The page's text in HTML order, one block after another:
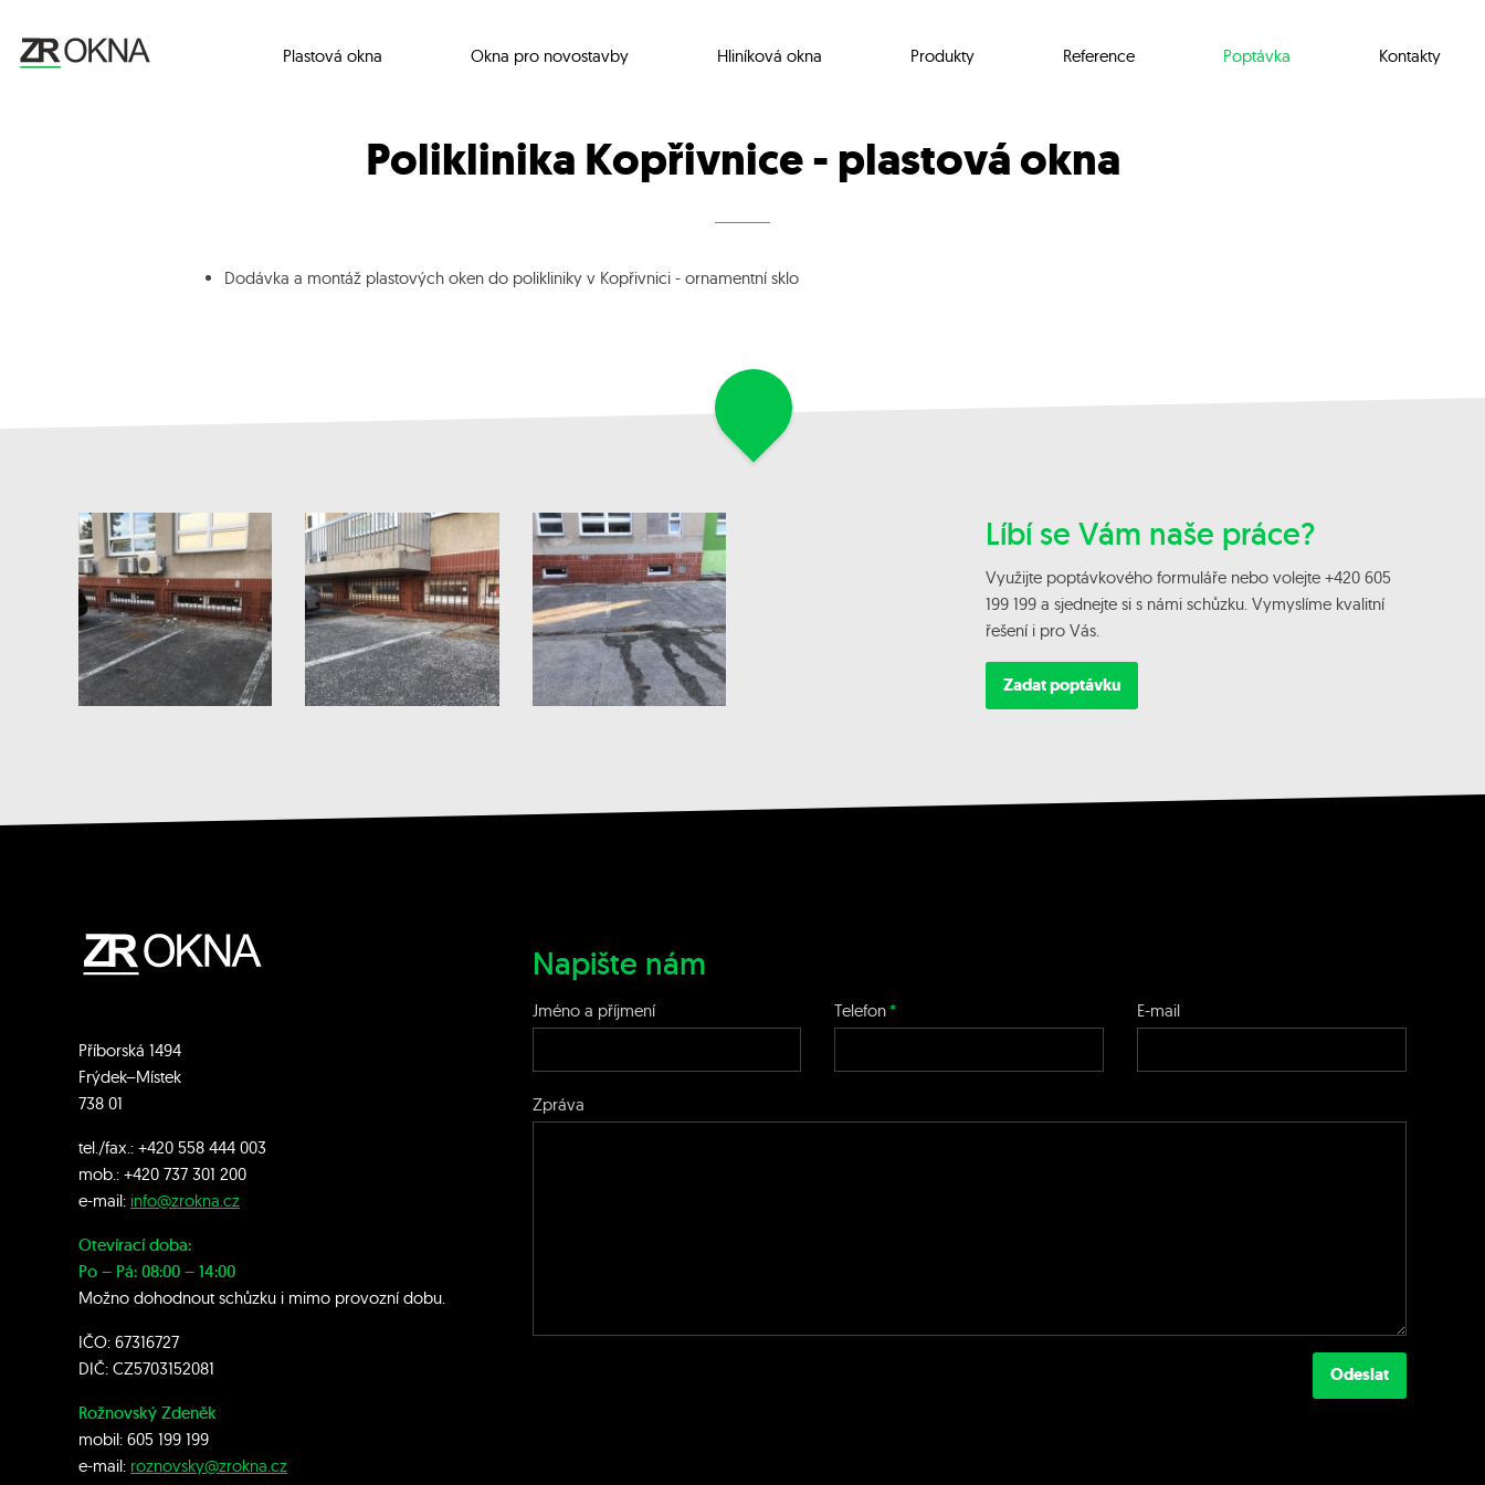
Plastová okna Okna pro novostavby Hliníková okna Produkty Reference Poptávka Kontakty
Poliklinika Kopřivnice - plastová okna
Dodávka a montáž plastových oken do polikliniky v Kopřivnici - ornamentní sklo
Líbí se Vám naše práce?
Využijte poptávkového formuláře nebo volejte +420 605
199 199 a sjednejte si s námi schůzku. Vymyslíme kvalitní
řešení i pro Vás.
Zadat poptávku
Příborská 1494
Frýdek–Místek
738 01
tel./fax.: +420 558 444 003
mob.: +420 737 301 200
e-mail: info@zrokna.cz
Otevírací doba:
Po – Pá: 08:00 – 14:00
Možno dohodnout schůzku i mimo provozní dobu.
IČO: 67316727
DIČ: CZ5703152081
Rožnovský Zdeněk
mobil: 605 199 199
e-mail: roznovsky@zrokna.cz
Napište nám
Jméno a příjmení Telefon E-mail
Zpráva
Odeslat